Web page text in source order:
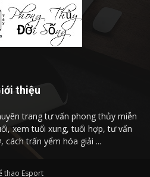
thiệu
trang tư vấn phong thủy miễn
xem tuổi xung, tuổi hợp, tư vấn
cách trấn yểm hóa giải ...
thao Esport